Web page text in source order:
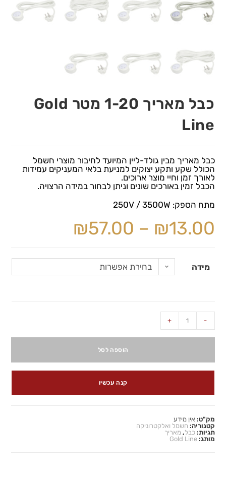
כבל מאריך 1-20 מטר Gold
Line
כבל מאריך מבין גולד-ליין המיועד לחיבור מוצרי חשמל
הכולל שקע ותקע יצוקים למניעת בלאי המעניקים עמידות
לאורך זמן וחיי מוצר ארוכים.
הכבל זמין באורכים שונים וניתן לבחור במידה הרצויה.
מתח הספק: 250V / 3500W
₪13.00
–
₪57.00
מידה בחירת אפשרות
-
+
הוספה לסל
קנה עכשיו
מק"ט: אין מידע
קטגוריה: חשמל ואלקטרוניקה
תגיות:כבל, מאריך
מותג:Gold Line